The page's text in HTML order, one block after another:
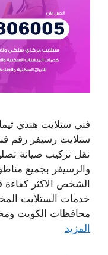
فني ستلايت هندي
نقل تركيب صيانة
والرسيفر بجميع
الشخص الاكثر
خدمات الستلايت
محافظات الكويت
المزيد